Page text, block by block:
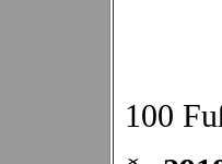
½
100